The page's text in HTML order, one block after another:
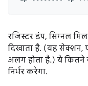
रजिस्टर डंप, सिग्नल
दिखाता है. (यह
अलग होता है.) ये
निर्भर करेगा.